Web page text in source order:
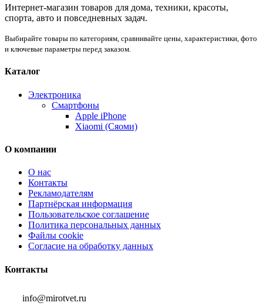
Интернет-магазин товаров для дома, техники, красоты,
спорта, авто и повседневных задач.
Выбирайте товары по категориям, сравнивайте цены, характеристики, фото
и ключевые параметры перед заказом.
Каталог
Электроника
Смартфоны
Apple iPhone
Xiaomi (Сяоми)
О компании
О нас
Контакты
Рекламодателям
Партнёрская информация
Пользовательское соглашение
Политика персональных данных
Файлы cookie
Согласие на обработку данных
Контакты
info@mirotvet.ru